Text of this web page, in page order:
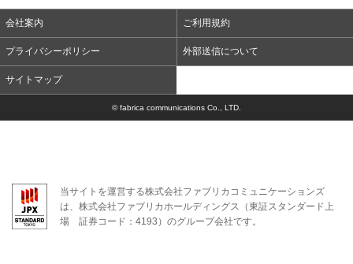
会社案内 ご利用規約
プライバシーポリシー 外部送信について
サイトマップ
© fabrica communications Co., LTD.
当サイトを運営する株式会社ファブリカコミュニケーションズ
は、株式会社ファブリカホールディングス（東証スタンダード上
場 証券コード：4193）のグループ会社です。